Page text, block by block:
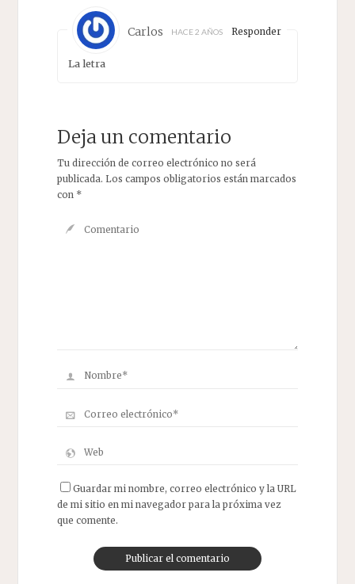
Carlos HACE 2 AÑOS Responder
La letra
Deja un comentario
Tu dirección de correo electrónico no será
publicada. Los campos obligatorios están marcados
con *
Guardar mi nombre, correo electrónico y la URL
de mi sitio en mi navegador para la próxima vez
que comente.